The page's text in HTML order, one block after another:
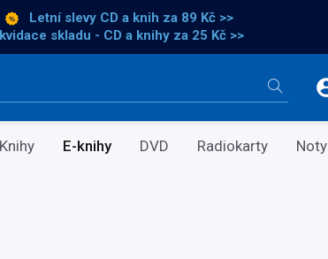
Letní slevy CD a knih za 89 Kč >>
skladu - CD a knihy za 25 Kč >>
Knihy E-knihy DVD Radiokarty Noty